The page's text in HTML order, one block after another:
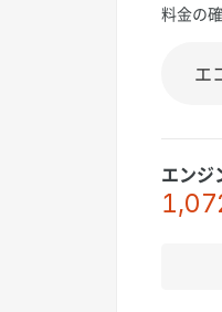
料金の
エンジ